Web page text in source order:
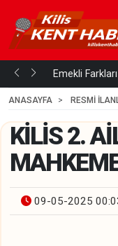
mi... Emekli
ANASAYFA
RESMİ
KİLİS 2.
09-05-2025